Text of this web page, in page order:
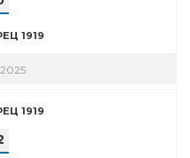
1919
1919